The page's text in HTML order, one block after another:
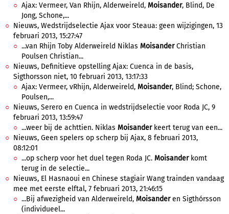
Ajax: Vermeer, Van Rhijn, Alderweireld, Moisander, Blind, De
Jong, Schone,...
Nieuws, Wedstrijdselectie Ajax voor Steaua: geen wijzigingen, 13
februari 2013, 15:27:47
...van Rhijn Toby Alderweireld Niklas MoisanderChristian
Poulsen Christian...
Nieuws, Definitieve opstelling Ajax: Cuenca in de basis,
Sigthorsson niet, 10 februari 2013, 13:17:33
Ajax: Vermeer, vRhijn, Alderweireld, Moisander, Blind; Schone,
Poulsen,...
Nieuws, Serero en Cuenca in wedstrijdselectie voor Roda JC, 9
februari 2013, 13:59:47
...weer bij de achttien. Niklas Moisanderkeert terug van een...
Nieuws, Geen spelers op scherp bij Ajax, 8 februari 2013,
08:12:01
...op scherp voor het duel tegen Roda JC. Moisanderkomt
terug in de selectie...
Nieuws, El Hasnaoui en Chinese stagiair Wang trainden vandaag
mee met eerste elftal, 7 februari 2013, 21:46:15
...Bij afwezigheid van Alderweireld, Moisanderen Sigthórsson
(individueel...